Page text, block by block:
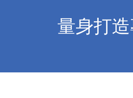
量身打